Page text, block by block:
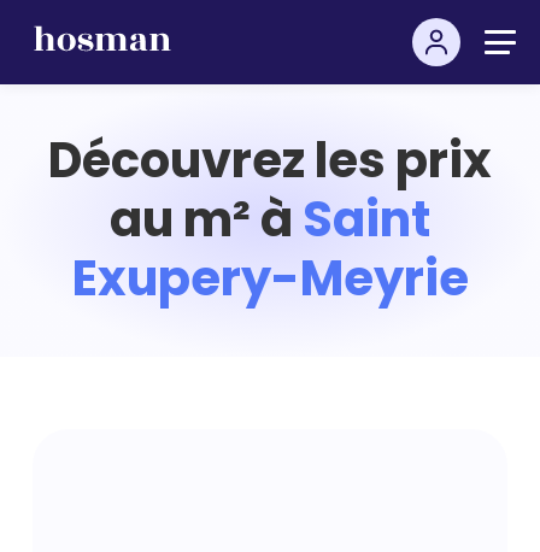
Découvrez les prix
au m² à Saint
Exupery-Meyrie